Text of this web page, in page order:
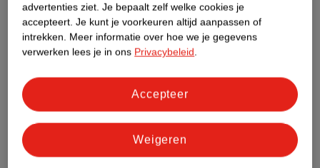
Nature Impact Score
Dit product heeft (nog) geen Nature
Impact Score.
Bestel & Bezorginformatie
advertenties ziet. Je bepaalt zelf welke cookies je
accepteert. Je kunt je voorkeuren altijd aanpassen of
intrekken. Meer informatie over hoe we je gegevens
verwerken lees je in ons Privacybeleid.
Weigeren
Accepteer